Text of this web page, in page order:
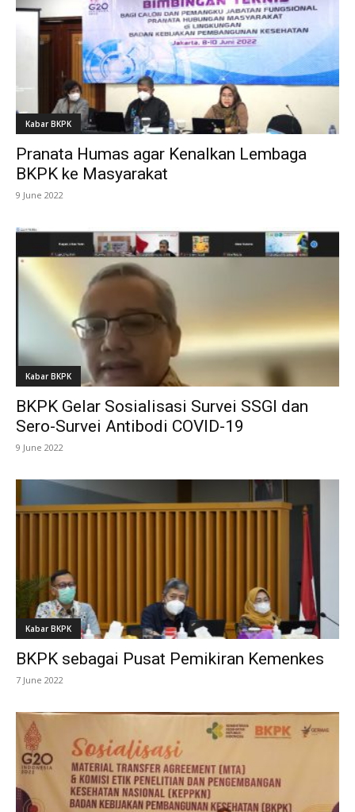
Kabar BKPK
Pranata Humas agar Kenalkan Lembaga
BKPK ke Masyarakat
9 June 2022
Kabar BKPK
BKPK Gelar Sosialisasi Survei SSGI dan
Sero-Survei Antibodi COVID-19
9 June 2022
Kabar BKPK
BKPK sebagai Pusat Pemikiran Kemenkes
7 June 2022